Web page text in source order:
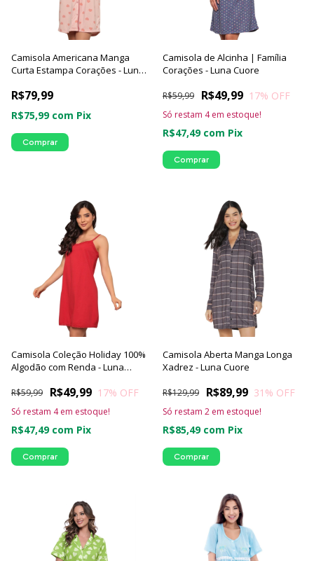
Camisola Americana Manga
Curta Estampa Corações - Luna
R$79,99
R$75,99 com Pix
Comprar
Camisola de Alcinha | Família
Corações - Luna Cuore
R$49,99
R$59,99 17% OFF
R$47,49 com Pix
Só restam 4em estoque!
Comprar
Camisola Coleção Holiday 100%
Algodão com Renda - Luna
R$49,99
R$59,99 17% OFF
R$47,49 com Pix
Só restam 4em estoque!
Comprar
Camisola Aberta Manga Longa
Xadrez - Luna Cuore
R$89,99
R$129,99 31 % OFF
R$85,49 com Pix
Só restam 2 em estoque!
Comprar